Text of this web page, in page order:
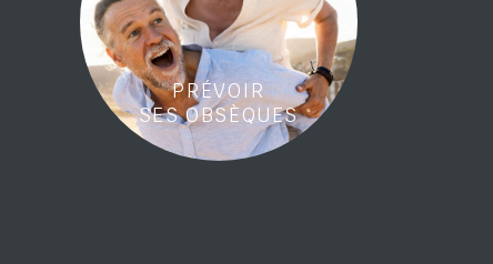
PRÉVOIR
SES OBSÈQUES